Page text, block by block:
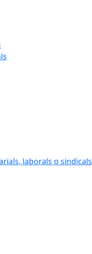
laborals o sindicals